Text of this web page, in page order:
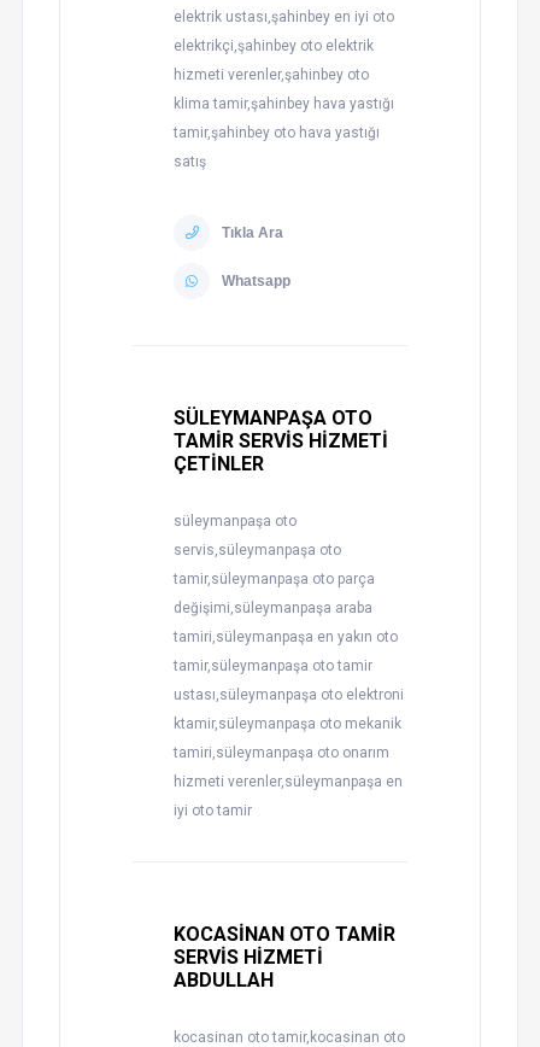
elektrik ustası,şahinbey en iyi oto
elektrikçi,şahinbey oto elektrik
hizmeti verenler,şahinbey oto
klima tamir,şahinbey hava yastığı
tamir,şahinbey oto hava yastığı
satış
Tıkla Ara
Whatsapp
SÜLEYMANPAŞA OTO
TAMİR SERVİS HİZMETİ
ÇETİNLER
süleymanpaşa oto
servis,süleymanpaşa oto
tamir,süleymanpaşa oto parça
değişimi,süleymanpaşa araba
tamiri,süleymanpaşa en yakın oto
tamir,süleymanpaşa oto tamir
ustası,süleymanpaşa oto elektroni
ktamir,süleymanpaşa oto mekanik
tamiri,süleymanpaşa oto onarım
hizmeti verenler,süleymanpaşa en
iyi oto tamir
KOCASİNAN OTO TAMİR
SERVİS HİZMETİ
ABDULLAH
kocasinan oto tamir,kocasinan oto